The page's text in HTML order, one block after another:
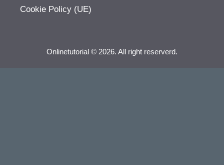
Cookie Policy (UE)
Onlinetutorial © 2026. All right reserverd.